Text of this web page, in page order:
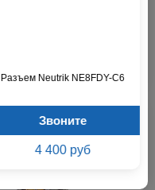
Разъем Neutrik NE8FDY-C6
Звоните
4 400 руб